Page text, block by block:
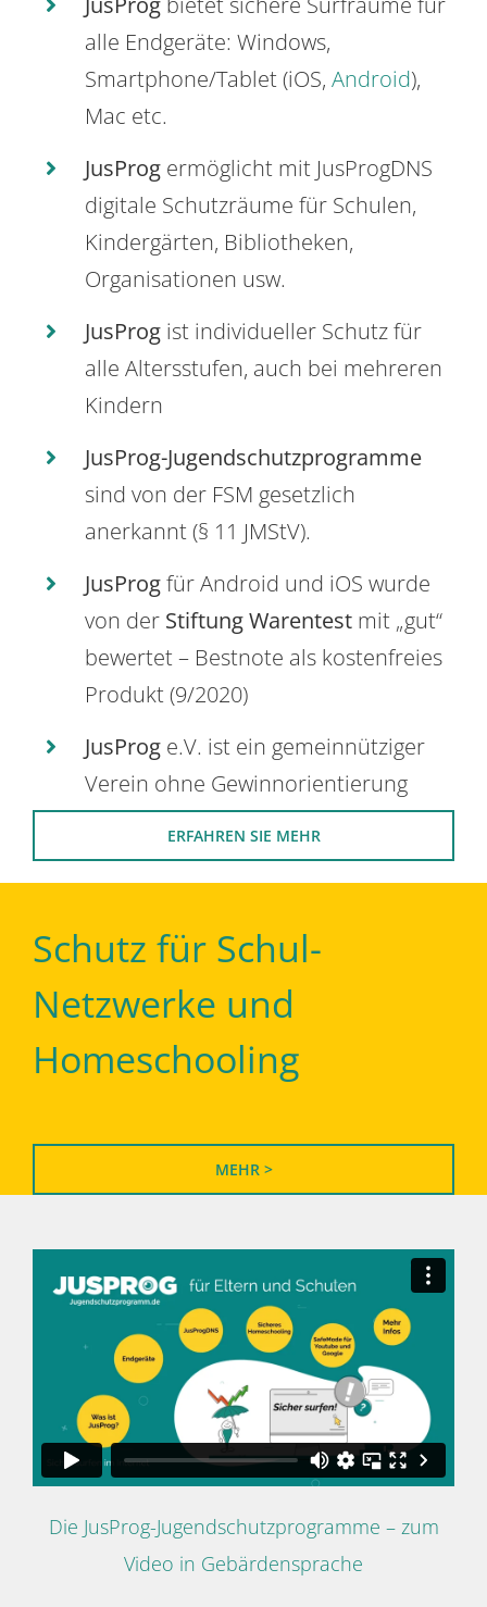
alle Endgeräte: Windows,
Smartphone/Tablet (iOS, Android),
Mac etc.
JusProg ermöglicht mit JusProgDNS
digitale Schutzräume für Schulen,
Kindergärten, Bibliotheken,
Organisationen usw.
JusProg ist individueller Schutz für
alle Altersstufen, auch bei mehreren
Kindern
JusProg-Jugendschutzprogramme
sind von der FSM gesetzlich
anerkannt (§ 11 JMStV).
JusProgfür Android und iOS wurde
von der Stiftung Warentest mit „gut“
bewertet – Bestnote als kostenfreies
Produkt (9/2020)
JusProg e.V. ist ein gemeinnütziger
Verein ohne Gewinnorientierung
ERFAHREN SIE MEHR
Schutz für Schul-
Netzwerke und
Homeschooling
MEHR >
Die JusProg-Jugendschutzprogramme – zum
Video in Gebärdensprache